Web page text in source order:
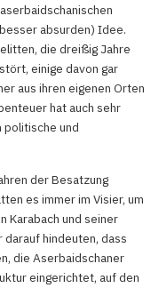
absurden) Idee.
die dreißig Jahre
einige davon gar
aus ihren eigenen Orten
hat auch sehr
politische und
der Besatzung
es immer im Visier, um
Karabach und seiner
hindeuten, dass
die Aserbaidschaner
eingerichtet, auf den